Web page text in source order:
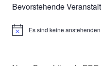
Bevorstehende
HinweisEs sind keine